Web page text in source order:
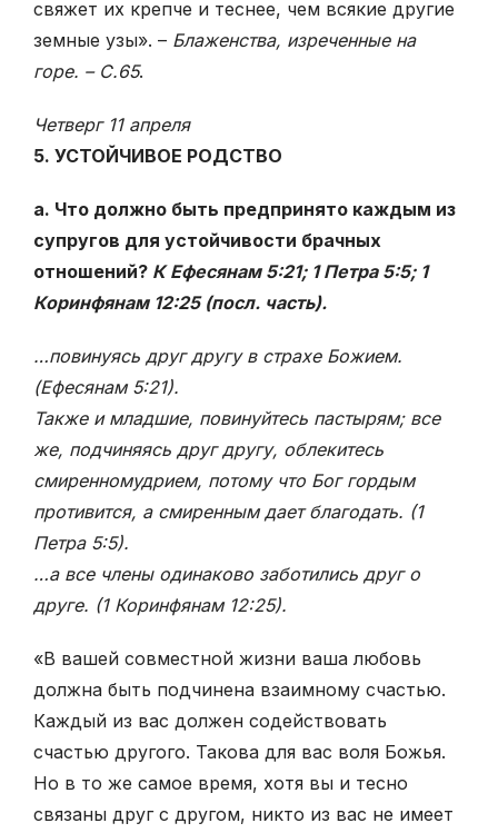
свяжет их крепче и теснее, чем всякие другие
земные узы». – Блаженства, изреченные на
горе. – С.65.
Четверг 11 апреля
5. УСТОЙЧИВОЕ РОДСТВО
а. Что должно быть предпринято каждым из
супругов для устойчивости брачных
отношений? К Ефесянам 5:21; 1 Петра 5:5; 1
Коринфянам 12:25 (посл. часть).
…повинуясь друг другу в страхе Божием.
(Ефесянам 5:21).
Также и младшие, повинуйтесь пастырям; все
же, подчиняясь друг другу, облекитесь
смиренномудрием, потому что Бог гордым
противится, а смиренным дает благодать. (1
Петра 5:5).
…а все члены одинаково заботились друг о
друге. (1 Коринфянам 12:25).
«В вашей совместной жизни ваша любовь
должна быть подчинена взаимному счастью.
Каждый из вас должен содействовать
счастью другого. Такова для вас воля Божья.
Но в то же самое время, хотя вы и тесно
связаны друг с другом, никто из вас не имеет